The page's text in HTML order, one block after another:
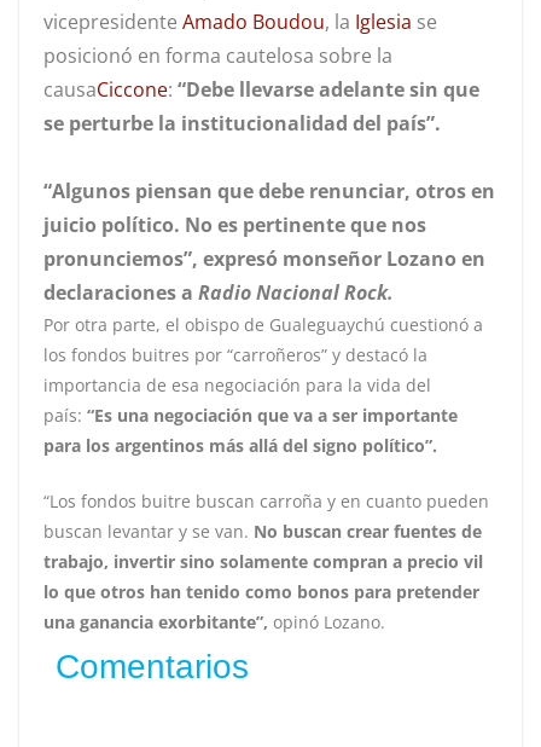
vicepresidente Amado Boudou, la Iglesia se
posicionó en forma cautelosa sobre la
causaCiccone: “Debe llevarse adelante sin que
se perturbe la institucionalidad del país”.
“Algunos piensan que debe renunciar, otros en
juicio político. No es pertinente que nos
pronunciemos”, expresó monseñor Lozano en
declaraciones a Radio Nacional Rock.
Por otra parte, el obispo de Gualeguaychú cuestionó a
los fondos buitres por “carroñeros” y destacó la
importancia de esa negociación para la vida del
país: “Es una negociación que va a ser importante
para los argentinos más allá del signo político”.
“Los fondos buitre buscan carroña y en cuanto pueden
buscan levantar y se van. No buscan crear fuentes de
trabajo, invertir sino solamente compran a precio vil
lo que otros han tenido como bonos para pretender
una ganancia exorbitante”, opinó Lozano.
Comentarios